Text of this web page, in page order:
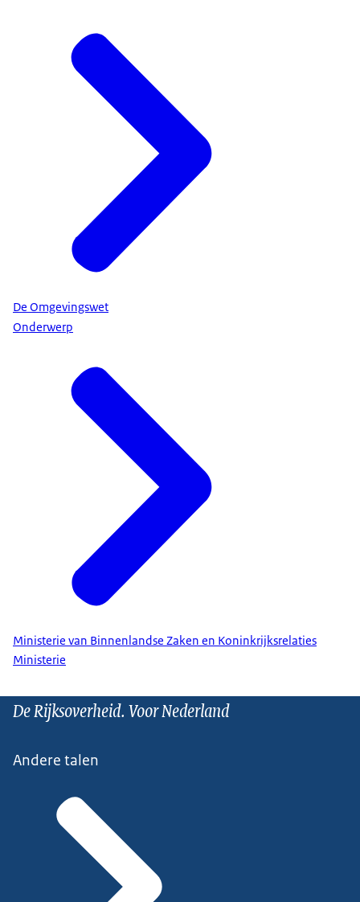
De Omgevingswet
Onderwerp
Ministerie van Binnenlandse Zaken en Koninkrijksrelaties
Ministerie
De Rijksoverheid. Voor Nederland
Andere talen